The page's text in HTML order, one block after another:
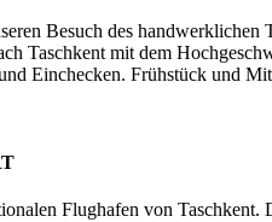
Besuch des
Taschkent mit dem
Einchecken. Frühstück und
Flughafen von